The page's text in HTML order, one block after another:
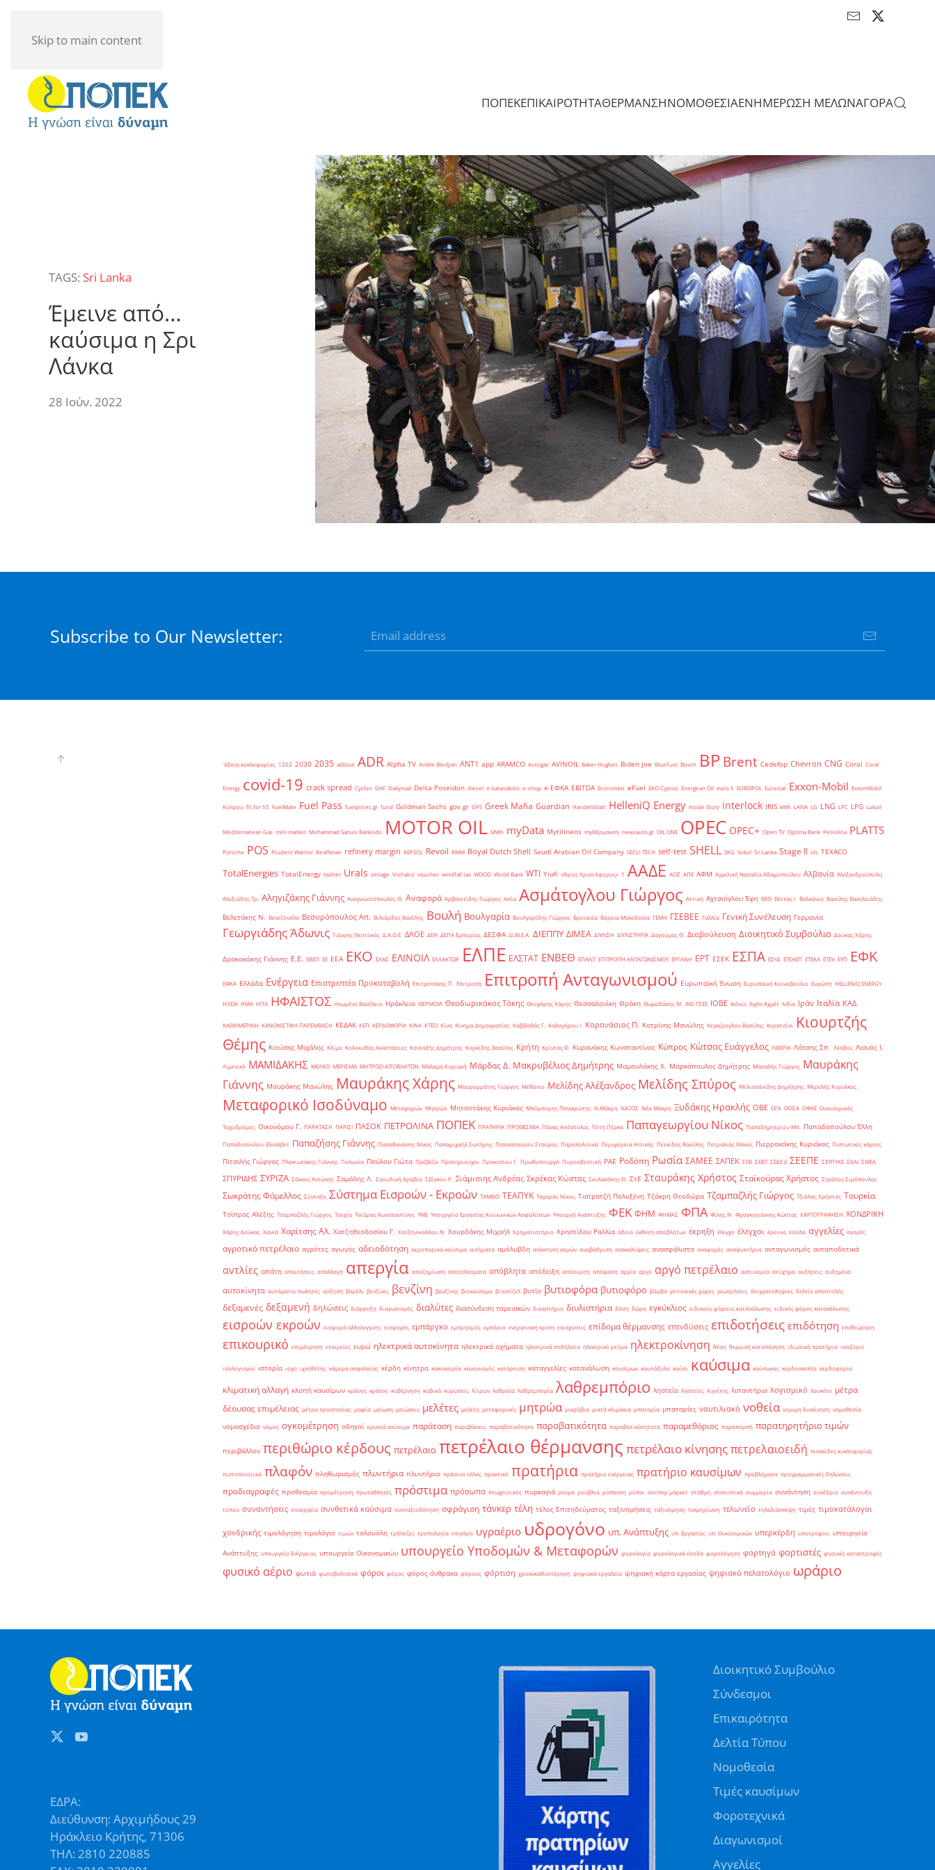
Skip to main content
ΠΟΠΕΚΕΠΙΚΑΙΡΟΤΗΤΑΘΕΡΜΑΝΣΗΝΟΜΟΘΕΣΙΑΕΝΗΜΕΡΩΣΗ ΜΕΛΩΝΑΓΟΡΑ
TAGS: Sri Lanka
Έμεινε από…
καύσιμα η Σρι
Λάνκα
28 Ιούν. 2022
Subscribe to Our Newsletter:
'άδεια κυκλοφορίας 1202 2030 2035 adblue ADR Alpha TV Andre Bledjian ANT1 app ARAMCO Autogas AVINOIL Baker Hughes Biden Joe BlueFuel Bosch BPBrent Cedefop Chevron CNG Coral Coral
Energy covid-19 crack spread Cyclon DAF Dailymail Delta Poseidon diesel e-katanalotis e-shop e-ΕΦΚΑ EBITDA Economist eFuel EKO Cyprus Energean Oil euro 5 EUROPOL Eurostat Exxon-Mobil ExxonMobil
Κύπρου fit for 55 FuelMate Fuel Pass fuelprices.gr fund Goldman Sachs gov.gr GPS Greek Mafia Guardian Handelsblatt HelleniQ Energy Inside Story interlock IRIS kWh LANA LG LNG LPC LPG Lukoil
Mediterranean Gas mini market Mohammad Sanusi Barkindo MOTOR OIL MWh myData Mytilineos myΘέρμανση newsauto.gr OIL ONE OPEC OPEC+ Open TV Optima Bank Petrolina PLATTS
Porsche POS Prudent Warrior RealNews refinery margin REPSOL Revoil RMM Royal Dutch Shell Saudi Arabian Oil Company SECU-TECH self-test SHELL SKG Sokol Sri Lanka Stage II sts TEXACO
TotalEnergies TotalEnergy twitter Urals vintage Viohalco voucher windfall tax WOOD World Bank WTI Yiufi «Άγιος Χριστόφορος» ΄1 ΑΑΔΕ ΑΟΖ ΑΠΕ ΑΦΜ Αγγελική Ναταλία Αδαμοπούλου Αλβανία Αλεξανδρούπολη
Αλεξιάδης Τρ. Αληγιζάκης Γιάννης Αναγνωστόπουλος Θ. Αναφορά Αρβανιτίδης Γιώργος Ασία Ασμάτογλου Γιώργος Αττική Αχτσιόγλου Έφη ΒΕΘ Βέττας Ι. Βαλκάνια Βασίλης Βασιλειάδης
Βελετάκης Ν. Βενεζουέλα Βεσυρόπουλος Απ. Βιλιάρδος Βασίλης Βουλή Βουλγαρία Βουλγαρίδης Γιώργος Βρετανία Βόρεια Μακεδονία ΓΕΜΗ ΓΣΕΒΕΕ Γαλλία Γενική Συνέλευση Γερμανία
Γεωργιάδης Άδωνις Γιάννης Θεοτοκάς Δ.Α.Ο.Ε. ΔΑΟΕ ΔΕΗ ΔΕΠΑ Εμπορίας ΔΕΣΦΑ ΔΙ.Μ.Ε.Α. ΔΙΕΠΠΥ ΔΙΜΕΑ ΔΙΥΛΙΣΗ ΔΙΥΛΙΣΤΗΡΙΑ Δαγούμας Θ. Διαβούλευση Διοικητικό Συμβούλιο Δούκας Χάρης
Δρακακάκης Γιάννης Ε.Ε. ΕΒΕΠ ΕΕ ΕΕΑ ΕΚΟ ΕΛΑΣ ΕΛΙΝΟΙΛ ΕΛΛΑΚΤΩΡ ΕΛΠΕ ΕΛΣΤΑΤ ΕΝΒΕΘ ΕΠΑΝΤ ΕΠΙΤΡΟΠΗ ΑΝΤΑΓΩΝΙΣΜΟΥ ΕΡΓΑΝΗ ΕΡΤ ΕΣΕΚ ΕΣΠΑ ΕΣΥΔ ΕΤΕΑΕΠ ΕΤΕΚΑ ΕΤΕπ ΕΥΠ ΕΦΚ
ΕΦΚΑ Ελλάδα Ενέργεια Επιστρεπτέα Προκαταβολή Επιτροπάκης Π. Επιτροπή Επιτροπή Ανταγωνισμού Ευρωπαϊκή Ένωση Ευρωπαϊκό Κοινοβούλιο Ευρώπη ΗELLENiQ ENERGY
ΗΛΕΙΑ ΗΜΑ ΗΠΑ ΗΦΑΙΣΤΟΣ Ηνωμένο Βασίλειο Ηράκλειο ΘΕΡΜΟΙΛ Θεοδωρικάκος Τάκης Θεοχάρης Χάρης Θεσσαλονίκη Θράκη Θωμαδάκης Μ. ΙΝΕ-ΓΣΕΕ ΙΟΒΕ Ικόνιο Ιλχάν Αχμέτ Ινδία Ιράν Ιταλία ΚΑΔ
ΚΑΘΗΜΕΡΙΝΗ ΚΑΝΟΝΙΣΤΙΚΗ ΠΑΡΕΜΒΑΣΗ ΚΕΔΑΚ ΚΕΠ ΚΕΡΔΟΦΟΡΙΑ ΚΙΝΑ ΚΤΕΟ Κίνα Κίνημα Δημοκρατίας Καββαθάς Γ. Καλογήρου Ι. Καρανάσιος Π. Κατρίνης Μανώλης Κεγκέρογλου Βασίλης Κερατσίνι
Κιουρτζής
Θέμης Κιούσης Μιχάλης Κλίμα Κολοκυθάς Αναστάσιος Κονταξής Δημήτρης Κορκίδης Βασίλης Κρήτη Κρίντας Θ. Κυρανάκης Κωνσταντίνος Κύπρος Κώτσος Ευάγγελος ΛΙΒΕΡΙΑ Λάτσης Σπ. Λέσβος Λιανός Ι.
Λιμενικό ΜΑΜΙΔΑΚΗΣ ΜΕΛΚΟ ΜΕΡΙΣΜΑ ΜΗΤΡΩΟ ΑΠΟΒΛΗΤΩΝ Μάλαμα Κυριακή Μάρδας Δ. Μακρυβέλιος Δημήτρης Μαμουλάκης Χ. Μαρκόπουλος Δημήτρης Μασαλής Γιώργος Μαυράκης
Γιάννης Μαυράκης Μανώλης Μαυράκης Χάρης Μαυρομμάτης Γιώργος Μεθάνιο Μελίδης Αλέξανδρος Μελίδης Σπύρος Μελισσανίδης Δημήτρης Μερελής Κυριάκος
Μεταφορικό Ισοδύναμο Μεταφορών Μητρώο Μητσοτάκης Κυριάκος Μπόμπορης Παναγιώτης Ν.Μάκρη ΝΑΞΟΣ Νέα Μάκρη Ξυδάκης Ηρακλής ΟΒΕ ΟΓΑ ΟΟΣΑ ΟΦΑΕ Οικονομικός
Ταχυδρόμος Οικονόμου Γ. ΠΑΡΑΤΑΣΗ ΠΑΡΙΣΙ ΠΑΣΟΚ ΠΕΤΡΟΛΙΝΑ ΠΟΠΕΚ ΠΡΑΤΗΡΙΑ ΠΡΟΘΕΣΜΙΑ Πάνας Απόστολος Πέτη Πέρκα Παπαγεωργίου Νίκος Παπαδημητρίου Μπ. Παπαδοπούλου Έλλη
Παπαδοπούλου Ελισάβετ Παπαζήσης Γιάννης Παπαθανάσης Νίκος Παπαμιχαήλ Σωτήρης Παπασταύρου Σταύρος Παραπολιτικά Περιφέρεια Αττικής Πετκίδης Βασίλης Πετραλιάς Θάνος Πιερρακάκης Κυριάκος Πιστωτικές κάρτες
Πιτσιλής Γιώργος Πλακιωτάκης Γιάννης Πολωνία Πούλου Γιώτα Πρέβεζα Πρατηριούχοι Προκοπίου Γ. Πρωθυπουργό Πυροσβεστική ΡΑΕ Ροδόπη Ρωσία ΣΑΜΕΕ ΣΑΠΕΚ ΣΕΒ ΣΕΒΤ ΣΕΔΕ ΙΙ ΣΕΕΠΕ ΣΕΥΠΥΚΕ ΣΚΑΙ ΣΜΕΑ
ΣΠΥΡΙΔΗΣ ΣΥΡΙΖΑ Σάκκος Αντώνης Σαμόλης Λ. Σαουδική Αραβία Σβίγκου Ρ. Σιάμισιης Ανδρέας Σκρέκας Κώστας Σκυλακάκης Θ. ΣτΕ Σταυράκης Χρήστος Σταϊκούρας Χρήστος Στράτος Σιμόπουλος
Σωκράτης Φάμελλος Σύνταξη Σύστημα Εισροών - Εκροών ΤΑΜΕΙΟ ΤΕΑΠΥΚ Ταγαράς Νίκος Ταπρατζή Πολυξένη Τζάκρη Θεοδώρα Τζαμπαζλής Γιώργος Τζιόλας Χρήστος Τουρκία
Τσίπρας Αλέξης Τσαμπαζλής Γιώργος Τσεχία Τσιάρας Κωνσταντίνος ΥΜΕ Υπουργείο Εργασίας Κοινωνικών Ασφαλίσεων Υπουργό Ανάπτυξης ΦΕΚ ΦΗΜ ΦΗΜΑΣ ΦΠΑ Φίλης Ν. Φραγκογιάννης Κώστας ΧΑΡΤΟΓΡΑΦΗΣΗ ΧΟΝΔΡΙΚΗ
Χάρης Δούκας Χανιά Χαρίτσης Αλ. Χατζηθεοδοσίου Γ. Χατζηνικολάου Ν. Χουρδάκης Μιχαήλ Χρηματιστήριο Χρηστίδου Ραλλία άδεια έκθεση αποβλήτων έκρηξη έλεγχο έλεγχοι έρευνα έσοδα αγγελίες αγορές
αγροτικό πετρέλαιο αγρότες αγωγός αδειοδότηση αεροπορικά καύσιμα αιτήματα αμόλυβδη ανάκτηση ατμών αναβάθμιση ανακαλύψεις ανασφάλιστα αναφορές αναψυκτήρια ανταγωνισμός ανταποδοτικά
αντλίες απάτη απαιτήσεις απαλλαγή απεργία αποζημίωση αποτελέσματα απόβλητα απόδειξη απόσυρση απόφαση αργία αργό αργό πετρέλαιο αστυνομία ατύχημα αυξήσεις αυξημένα
αυτοκίνητα αυτόματοι πωλητές αύξηση βαρέλι βενζίνες βενζίνη βενζίνης βιοκαύσιμα βιοντίζελ βυτίο βυτιοφόρα βυτιοφόρο βόμβα γειτονικές χώρες γεωτρήσεις δειγματοληψίες δελτίο αποστολής
δεξαμενές δεξαμενή δηλώσεις διάρρηξη διαγωνισμός διαλύτες διασύνδεση ταμειακών δικαστήριο διυλιστήρια δόση δώρα εγκύκλιος ειδικούς φόρους κατανάλωσης ειδικός φόρος κατανάλωσης
εισροών εκροών εισφορά αλληλεγγύης εισφορές εμπάργκο εμπρησμός εμπόριο ενεργειακή κρίση ενισχύσεις επίδομα θέρμανσης επενδύσεις επιδοτήσεις επιδότηση επιθεώρηση
επικουρικό επιμέτρηση εταιρείες ευρώ ηλεκτρικά αυτοκίνητα ηλεκτρικά οχήματα ηλεκτρικά ποδήλατα ηλεκτρικό ρεύμα ηλεκτροκίνηση θέση θερμική καταπόνηση ιδιωτικά πρατήρια ισοζύγιο
ισολογισμοί ιστορία ισχύ ιχνηθέτης κάμερα ασφαλείας κέρδη κίνητρα κακοκαιρία κανονισμός κατάρτιση καταγγελίες κατανάλωση καυσίμων καυσόξυλα καύσι καύσιμα καύσωνας κερδοσκοπία κερδοφορία
κλιματική αλλαγή κλοπή καυσίμων κράνος κράτος κυβέρνηση κυβικά κυρώσεις λίτρων λαθραία λαθρεμπορία λαθρεμπόριο ληστεία ληστείες λιγνίτης λιπαντήρια λογισμικό λουκέτο μέτρα
δέουσας επιμέλειας μέτρα προστασίας μαφία μείωση μειώσεις μελέτες μελέτη μεταφορικές μητρώα μικρόβια μικτά κλιμάκια μπαταρία μπαταρίες ναυτιλιακό νοθεία νομιμη διακίνηση νομοθεσία
νομοσχέδιο νόμος ογκομέτρηση οδηγοί ορυκτά καύσιμα παράταση παραβάσεις παραβάτικότητα παραβατικότητα παραβατικότητατα παραμεθόριος παραπομπή παρατηρητήριο τιμών
περιβάλλον περιθώριο κέρδους πετρέλαιο πετρέλαιο θέρμανσης πετρέλαιο κίνησηςπετρελαιοειδή πινακίδες κυκλοφορίας
πιστοποιητικά πλαφόν πληθωρισμός πλυντήρια πλυντήριο πράσινο τέλος πρακτικό πρατήρια πρατήριο ενέργειας πρατήριο καυσίμων προβλήματα προγραμματικές δηλώσεις
προδιαγραφές προθεσμία προμέτρηση πρωταθλητές πρόστιμα πρόσωπα πτωχευτικός πυρκαγιά ρεύμα ρούβλια ρύπανση ρύποι σούπερ μάρκετ στάθμη στατιστικά συμμορία συνάντηση συνέδριο συνέντευξη
τύπου συναντήσεις συνεργεία συνθετικά καύσιμα συνταξιοδότηση σφράγιση τάνκερ τέλη τέλος Επιτηδεύματος ταξινομήσεις ταξινόμηση τεκμηρίωση τελωνείο τηλεδιάσκεψη τιμές τιμοκατάλογοι
χονδρικής τιμολόγηση τιμολόγιο τιμών τολουόλη τράπεζες τροπολογία τσιγάρο υγραέριο υδρογόνο υπ. Ανάπτυξης υπ. Εργασίας υπ. Οικονομικών υπερκέρδη υποτροφίες υπουργείο
Ανάπτυξης υπουργείο Ενέργειας υπουργείο Οικονομικών υπουργείο Υποδομών & Μεταφορών φορολογία φορολογικά έσοδα φορολόγηση φορτηγά φορτιστές φυσικές καταστροφές
φυσικό αέριο φωτιά φωτοβολταϊκά φόροι φόρος φόρος άνθρακα φόρους φόρτιση χρονοκαθυστέρηση ψηφιακά εργαλεία ψηφιακή κάρτα εργασίας ψηφιακό πελατολόγιο ωράριο
ΕΔΡΑ:
Διεύθυνση: Αρχιμήδους 29
Ηράκλειο Κρήτης, 71306
ΤΗΛ: 2810 220885
Διοικητικό Συμβούλιο
Σύνδεσμοι
Επικαιρότητα
Δελτία Τύπου
Νομοθεσία
Τιμές καυσίμων
Φοροτεχνικά
Διαγωνισμοί
Αγγελίες